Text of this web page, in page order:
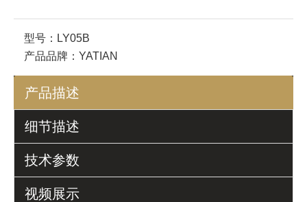
型号： LY05B
产品品牌： YATIAN
产品描述
细节描述
技术参数
视频展示